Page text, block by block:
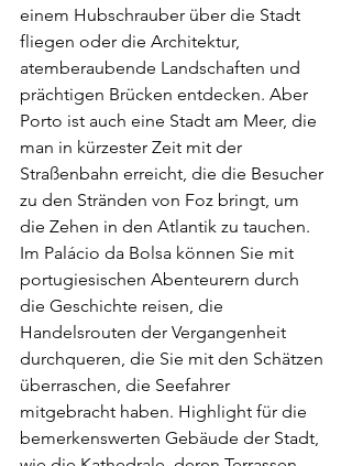
einem Hubschrauber über die Stadt
fliegen oder die Architektur,
atemberaubende Landschaften und
prächtigen Brücken entdecken. Aber
Porto ist auch eine Stadt am Meer, die
man in kürzester Zeit mit der
Straßenbahn erreicht, die die Besucher
zu den Stränden von Foz bringt, um
die Zehen in den Atlantik zu tauchen.
Im Palácio da Bolsa können Sie mit
portugiesischen Abenteurern durch
die Geschichte reisen, die
Handelsrouten der Vergangenheit
durchqueren, die Sie mit den Schätzen
überraschen, die Seefahrer
mitgebracht haben. Highlight für die
bemerkenswerten Gebäude der Stadt,